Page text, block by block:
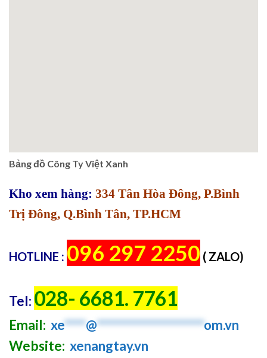
Bảng đồ Công Ty Việt Xanh
Kho xem hàng: 334 Tân Hòa Đông, P.Bình
Trị Đông, Q.Bình Tân, TP.HCM
HOTLINE : 096 297 2250 ( ZALO)
Tel: 028- 6681. 7761
Email: xe****@********************om.vn
Website: xenangtay.vn